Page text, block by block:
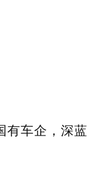
有车企，深蓝